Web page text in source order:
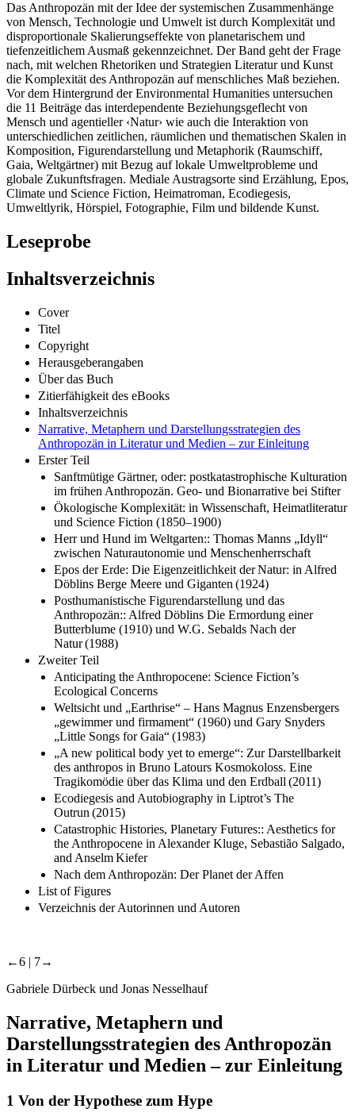
von Mensch, Technologie und Umwelt ist durch Komplexität und
disproportionale Skalierungseffekte von planetarischem und
tiefenzeitlichem Ausmaß gekennzeichnet. Der Band geht der Frage
nach, mit welchen Rhetoriken und Strategien Literatur und Kunst
die Komplexität des Anthropozän auf menschliches Maß beziehen.
Vor dem Hintergrund der Environmental Humanities untersuchen
die 11 Beiträge das interdependente Beziehungsgeflecht von
Mensch und agentieller ‹Natur› wie auch die Interaktion von
unterschiedlichen zeitlichen, räumlichen und thematischen Skalen in
Komposition, Figurendarstellung und Metaphorik (Raumschiff,
Gaia, Weltgärtner) mit Bezug auf lokale Umweltprobleme und
globale Zukunftsfragen. Mediale Austragsorte sind Erzählung, Epos,
Climate und Science Fiction, Heimatroman, Ecodiegesis,
Umweltlyrik, Hörspiel, Fotographie, Film und bildende Kunst.
Titel
Copyright
Herausgeberangaben
Über das Buch
Zitierfähigkeit des eBooks
Inhaltsverzeichnis
Narrative, Metaphern und Darstellungsstrategien des
Anthropozän in Literatur und Medien – zur Einleitung
Erster Teil
Sanftmütige Gärtner, oder: postkatastrophische Kulturation
im frühen Anthropozän. Geo- und Bionarrative bei Stifter
Ökologische Komplexität: in Wissenschaft, Heimatliteratur
und Science Fiction (1850–1900)
Herr und Hund im Weltgarten:: Thomas Manns „Idyll“
zwischen Naturautonomie und Menschenherrschaft
Epos der Erde: Die Eigenzeitlichkeit der Natur: in Alfred
Döblins Berge Meere und Giganten (1924)
Posthumanistische Figurendarstellung und das
Anthropozän:: Alfred Döblins Die Ermordung einer
Butterblume (1910) und W.G. Sebalds Nach der
Natur (1988)
Zweiter Teil
Anticipating the Anthropocene: Science Fiction’s
Ecological Concerns
Weltsicht und „Earthrise“ – Hans Magnus Enzensbergers
„gewimmer und firmament“ (1960) und Gary Snyders
„Little Songs for Gaia“ (1983)
„A new political body yet to emerge“: Zur Darstellbarkeit
des anthropos in Bruno Latours Kosmokoloss. Eine
Tragikomödie über das Klima und den Erdball (2011)
Ecodiegesis and Autobiography in Liptrot’s The
Outrun (2015)
Catastrophic Histories, Planetary Futures:: Aesthetics for
the Anthropocene in Alexander Kluge, Sebastião Salgado,
and Anselm Kiefer
Nach dem Anthropozän: Der Planet der Affen
List of Figures
Verzeichnis der Autorinnen und Autoren
Darstellungsstrategien des Anthropozän
in Literatur und Medien – zur Einleitung